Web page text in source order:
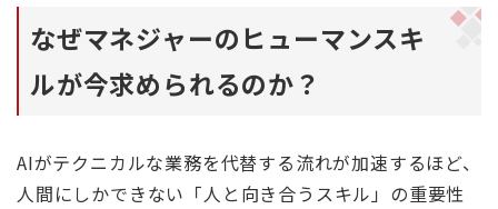
なぜマネジャーのヒューマンスキ
ルが今求められるのか？
AIがテクニカルな業務を代替する流れが加速するほど、
人間にしかできない「人と向き合うスキル」の重要性